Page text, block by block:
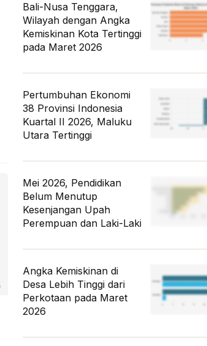
Bali-Nusa Tenggara,
Wilayah dengan Angka
Kemiskinan Kota Tertinggi
pada Maret 2026
Pertumbuhan Ekonomi
38 Provinsi Indonesia
Kuartal II 2026, Maluku
Utara Tertinggi
Mei 2026, Pendidikan
Belum Menutup
Kesenjangan Upah
Perempuan dan Laki-Laki
Angka Kemiskinan di
Desa Lebih Tinggi dari
Perkotaan pada Maret
2026